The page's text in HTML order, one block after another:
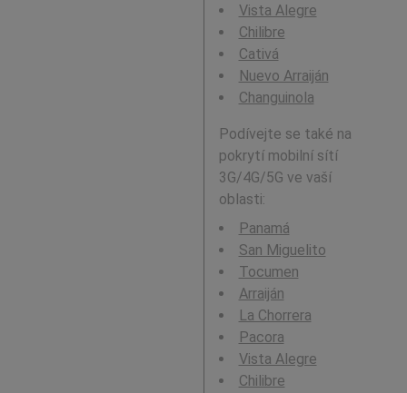
Vista Alegre
Chilibre
Cativá
Nuevo Arraiján
Changuinola
Podívejte se také na
pokrytí mobilní sítí
3G/4G/5G ve vaší
oblasti:
Panamá
San Miguelito
Tocumen
Arraiján
La Chorrera
Pacora
Vista Alegre
Chilibre